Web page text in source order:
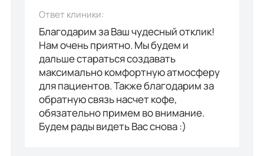
Ответ клиники:
Благодарим за Ваш чудесный отклик!
Нам очень приятно. Мы будем и
дальше стараться создавать
максимально комфортную атмосферу
для пациентов. Также благодарим за
обратную связь насчет кофе,
обязательно примем во внимание.
Будем рады видеть Вас снова :)